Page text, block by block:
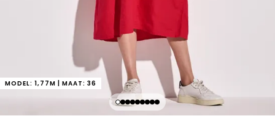
MODEL: 1,77M | MAAT: 36